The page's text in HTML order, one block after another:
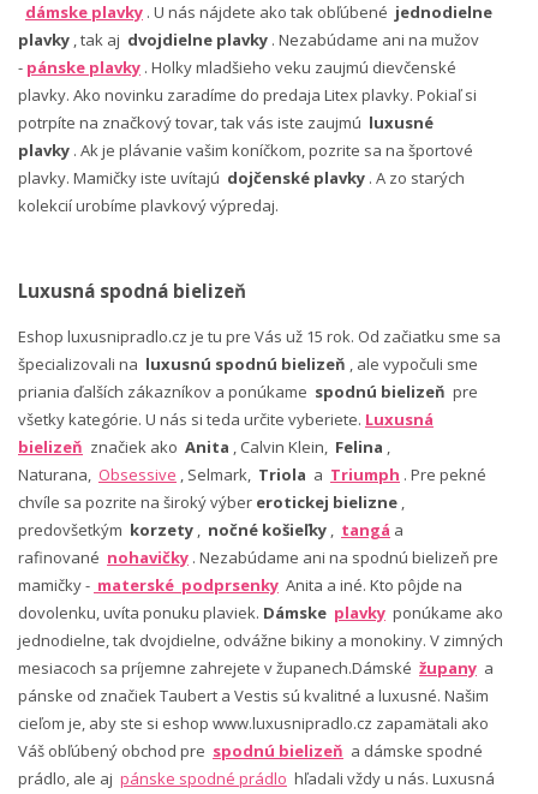
dámske plavky . U nás nájdete ako tak obľúbené jednodielne
plavky , tak aj dvojdielne plavky . Nezabúdame ani na mužov
- pánske plavky . Holky mladšieho veku zaujmú dievčenské
plavky. Ako novinku zaradíme do predaja Litex plavky. Pokiaľ si
potrpíte na značkový tovar, tak vás iste zaujmú luxusné
plavky . Ak je plávanie vašim koníčkom, pozrite sa na športové
plavky. Mamičky iste uvítajú dojčenské plavky . A zo starých
kolekcií urobíme plavkový výpredaj.
Luxusná spodná bielizeň
Eshop luxusnipradlo.cz je tu pre Vás už 15 rok. Od začiatku sme sa
špecializovali na luxusnú spodnú bielizeň , ale vypočuli sme
priania ďalších zákazníkov a ponúkame spodnú bielizeň pre
všetky kategórie. U nás si teda určite vyberiete. Luxusná
bielizeň značiek ako Anita , Calvin Klein, Felina ,
Naturana, Obsessive , Selmark, Triola a Triumph . Pre pekné
chvíle sa pozrite na široký výber erotickej bielizne ,
predovšetkým korzety , nočné košieľky , tangá a
rafinované nohavičky . Nezabúdame ani na spodnú bielizeň pre
mamičky - materské podprsenky Anita a iné. Kto pôjde na
dovolenku, uvíta ponuku plaviek. Dámske plavky ponúkame ako
jednodielne, tak dvojdielne, odvážne bikiny a monokiny. V zimných
mesiacoch sa príjemne zahrejete v županech.Dámské župany a
pánske od značiek Taubert a Vestis sú kvalitné a luxusné. Našim
cieľom je, aby ste si eshop www.luxusnipradlo.cz zapamätali ako
Váš obľúbený obchod pre spodnú bielizeň a dámske spodné
prádlo, ale aj pánske spodné prádlo hľadali vždy u nás. Luxusná